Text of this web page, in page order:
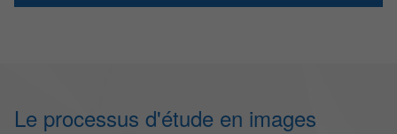
Le processus d'étude en images